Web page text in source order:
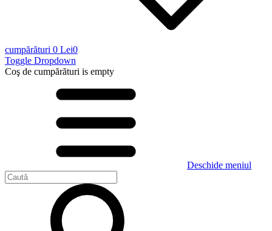
cumpărături 0 Lei0
Toggle Dropdown
Coş de cumpărături is empty
Deschide meniul